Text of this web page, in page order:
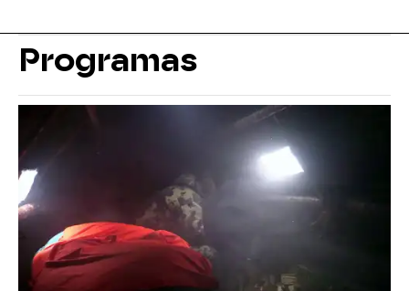
Programas